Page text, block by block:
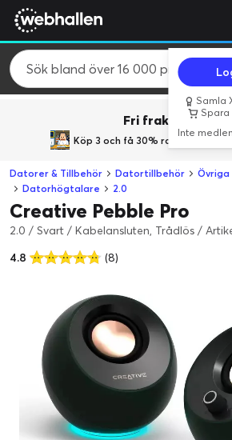
Samla
Inte
Fri frakt över
Köp 3 och få 30% rabatt med
Datorer & Tillbehör Datortillbehör
Datorhögtalare
2.0
Creative Pebble Pro
2.0 / Svart / Kabelansluten, Trådlös /
4.8
(8)